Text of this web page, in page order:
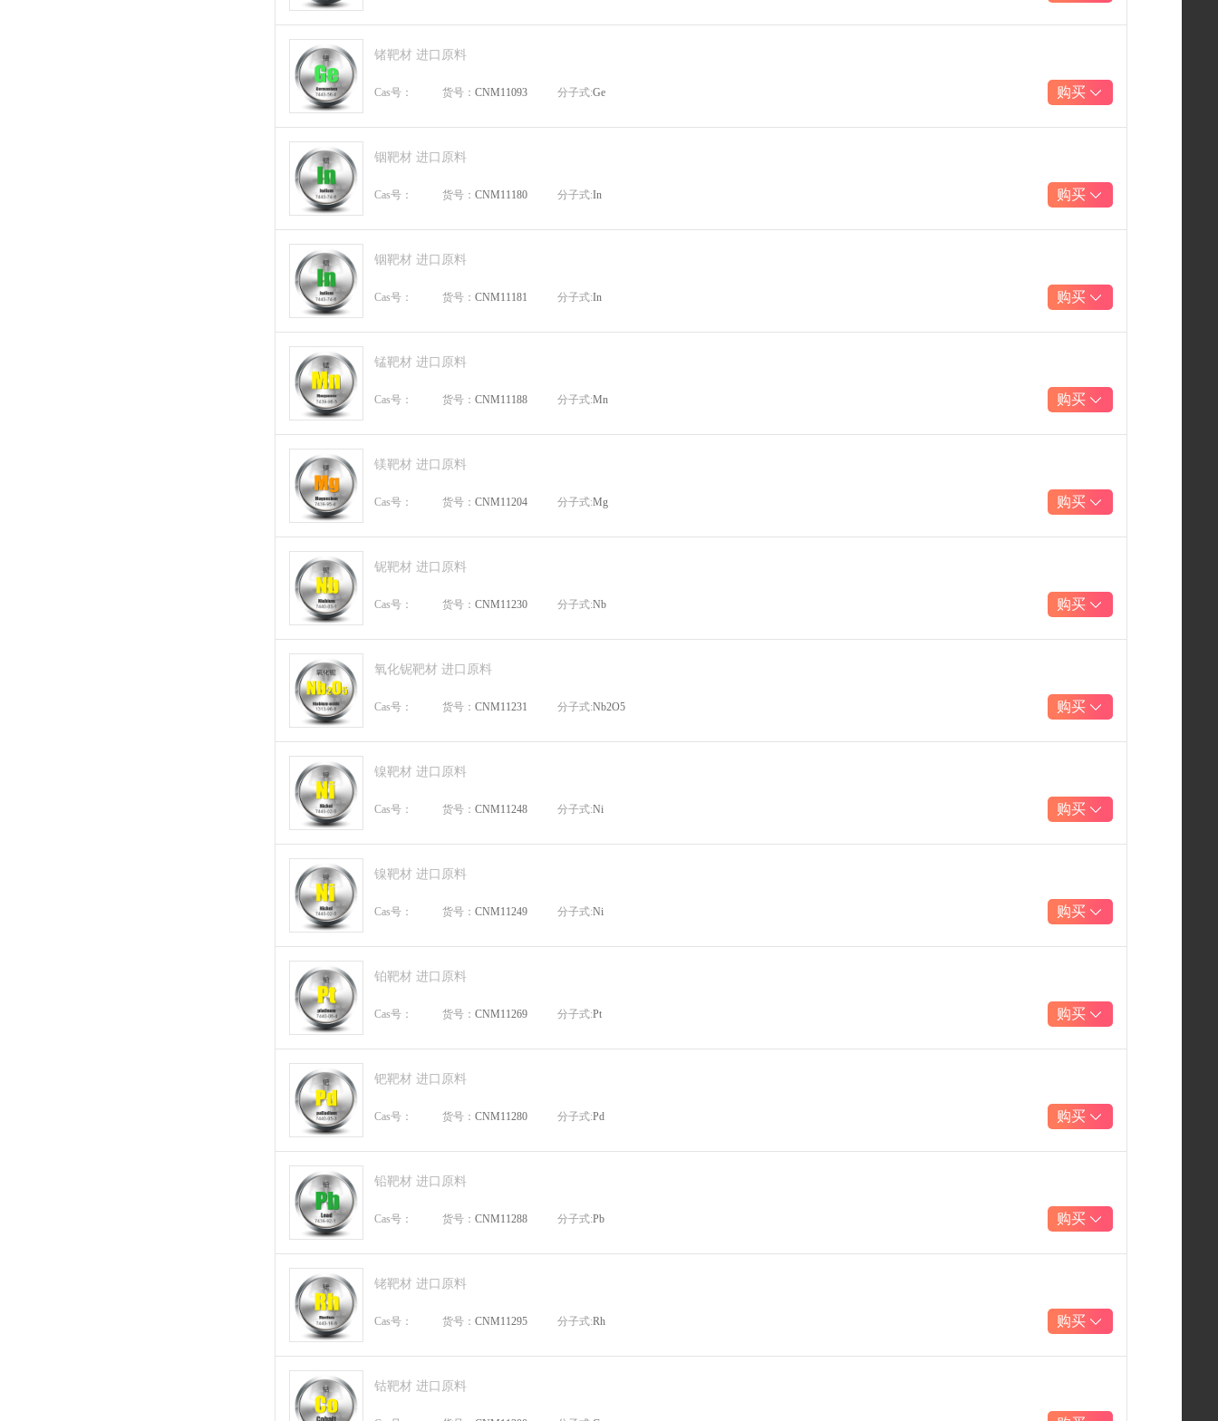
锗靶材 进口原料
Cas号： 货号： CNM11093 分子式:Ge 购买
铟靶材 进口原料
Cas号： 货号： CNM11180 分子式:In 购买
铟靶材 进口原料
Cas号： 货号： CNM11181 分子式:In 购买
锰靶材 进口原料
Cas号： 货号： CNM11188 分子式:Mn 购买
镁靶材 进口原料
Cas号： 货号： CNM11204 分子式:Mg 购买
铌靶材 进口原料
Cas号： 货号： CNM11230 分子式:Nb 购买
氧化铌靶材 进口原料
Cas号： 货号： CNM11231 分子式:Nb2O5 购买
镍靶材 进口原料
Cas号： 货号： CNM11248 分子式:Ni 购买
镍靶材 进口原料
Cas号： 货号： CNM11249 分子式:Ni 购买
铂靶材 进口原料
Cas号： 货号： CNM11269 分子式:Pt 购买
钯靶材 进口原料
Cas号： 货号： CNM11280 分子式:Pd 购买
铅靶材 进口原料
Cas号： 货号： CNM11288 分子式:Pb 购买
铑靶材 进口原料
Cas号： 货号： CNM11295 分子式:Rh 购买
钴靶材 进口原料